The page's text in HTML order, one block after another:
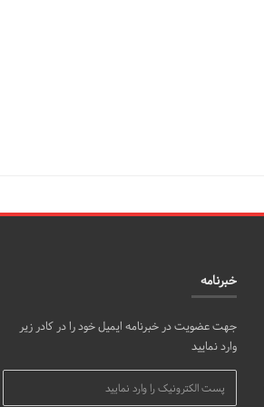
خبرنامه
جهت عضویت در خبرنامه ایمیل خود را در کادر زیر
وارد نمایید